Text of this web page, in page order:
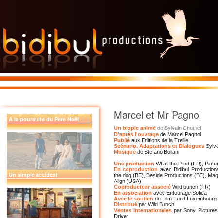
Kolor
A la poursuite du Père Noël
Un simple accident
Marcel et Mr Pagnol
Un biopic animé de Sylvain Chomet
D'après l'ouvrage de Marcel Pagnol
Publié aux Editions de la Treille
Scénario, Adaptations et Dialogues
Musique de Stefano Bollani
Une production What the Prod (FR),
En coproduction avec Bidibul
the dog (BE), Beside Productions (BE),
Align (USA)
Coproducteur associé Wild bunch (FR)
En association avec Entourage Sofica
Avec le soutien du Film Fund Luxembourg
Distribué par Wild Bunch
Ventes internationales par Sony
Driver